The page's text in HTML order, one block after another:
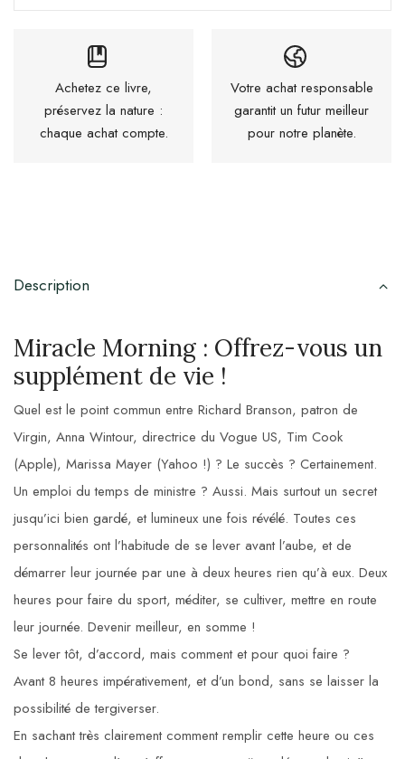
Achetez ce livre,
préservez la nature :
chaque achat compte.
Votre achat responsable
garantit un futur meilleur
pour notre planète.
Description
Miracle Morning : Offrez-vous un
supplément de vie !
Quel est le point commun entre Richard Branson, patron de
Virgin, Anna Wintour, directrice du Vogue US, Tim Cook
(Apple), Marissa Mayer (Yahoo !) ? Le succès ? Certainement.
Un emploi du temps de ministre ? Aussi. Mais surtout un secret
jusqu’ici bien gardé, et lumineux une fois révélé. Toutes ces
personnalités ont l’habitude de se lever avant l’aube, et de
démarrer leur journée par une à deux heures rien qu’à eux. Deux
heures pour faire du sport, méditer, se cultiver, mettre en route
leur journée. Devenir meilleur, en somme !
Se lever tôt, d’accord, mais comment et pour quoi faire ?
Avant 8 heures impérativement, et d’un bond, sans se laisser la
possibilité de tergiverser.
En sachant très clairement comment remplir cette heure ou ces